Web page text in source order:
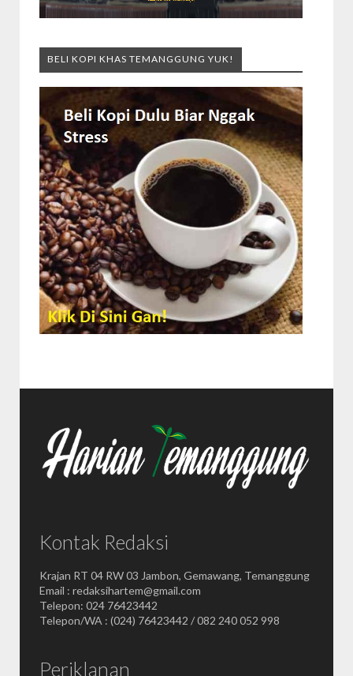
BELI KOPI KHAS TEMANGGUNG YUK!
Kontak Redaksi
Krajan RT 04 RW 03 Jambon, Gemawang, Temanggung
Email : redaksihartem@gmail.com
Telepon: 024 76423442
Telepon/WA : (024) 76423442 / 082 240 052 998
Periklanan